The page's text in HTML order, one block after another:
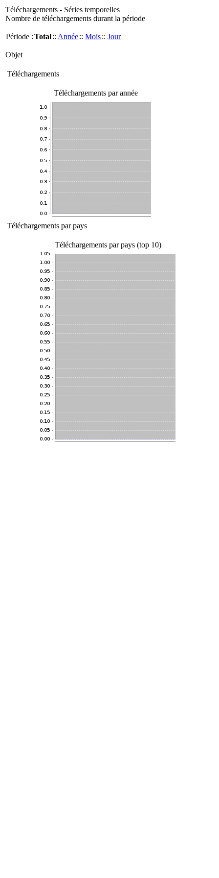
Téléchargements - Séries temporelles
Nombre de téléchargements durant la période
Période :Total:: Année:: Mois:: Jour
Objet
Téléchargements
Téléchargements par année
Téléchargements par pays
Téléchargements par pays (top 10)